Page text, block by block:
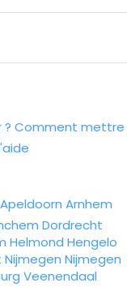
? Comment mettre
Apeldoorn Arnhem
Dordrecht
Helmond Hengelo
Nijmegen Nijmegen
Veenendaal